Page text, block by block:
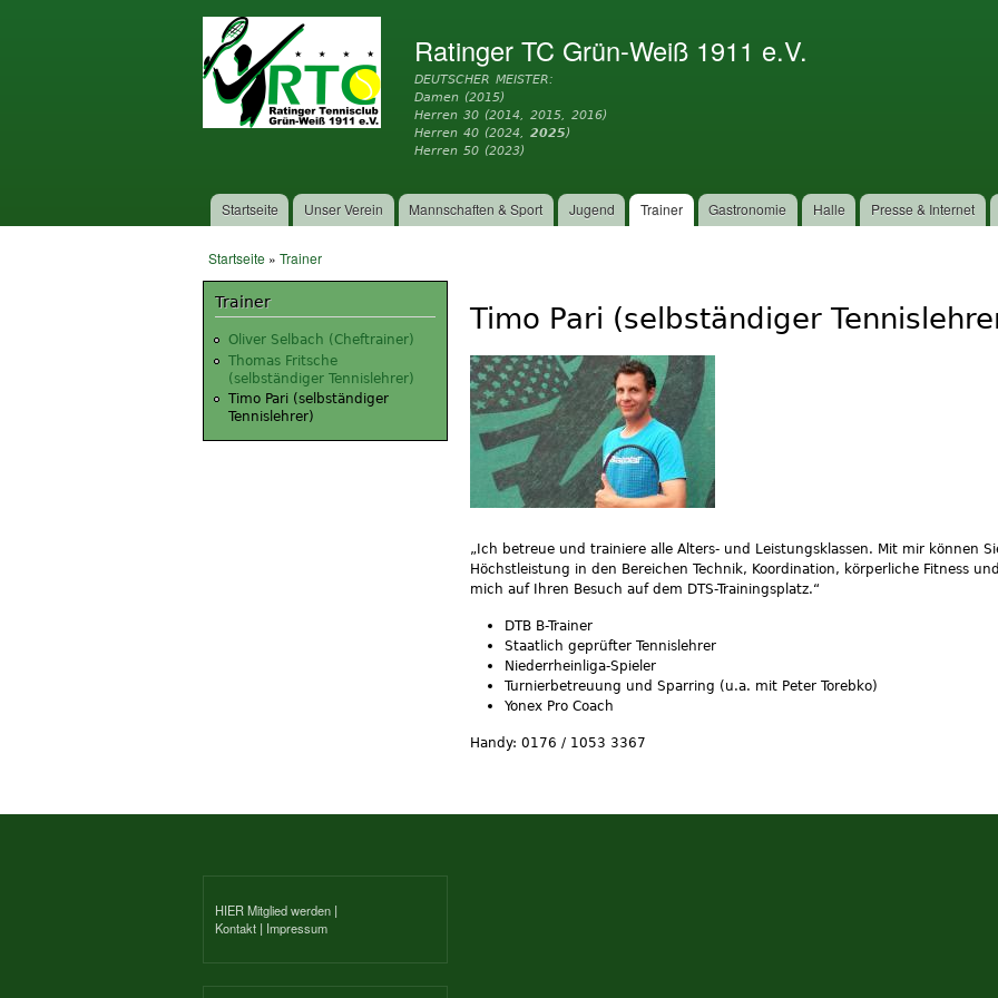
Inhalt
Ratinger TC Grün-Weiß 1911 e.V.
DEUTSCHER MEISTER:
Damen (2015)
Herren 30 (2014, 2015, 2016)
Herren 40 (2024,2025)
Herren 50 (2023)
Hauptmenü
Startseite Unser Verein Mannschaften & Sport Jugend Trainer Gastronomie Halle Presse & Internet
Sie sind hier
Startseite » Trainer
Trainer
Oliver Selbach (Cheftrainer)
Thomas Fritsche
(selbständiger Tennislehrer)
Timo Pari (selbständiger
Tennislehrer)
Timo Pari (selbständiger
„Ich betreue und trainiere alle Alters- und Leistungsklassen. Mit mir können
Höchstleistung in den Bereichen Technik, Koordination, körperliche Fitness
mich auf Ihren Besuch auf dem DTS-Trainingsplatz.“
DTB B-Trainer
Staatlich geprüfter Tennislehrer
Niederrheinliga-Spieler
Turnierbetreuung und Sparring (u.a. mit Peter Torebko)
Yonex Pro Coach
Handy: 0176 / 1053 3367
HIER Mitglied werden |
Kontakt | Impressum